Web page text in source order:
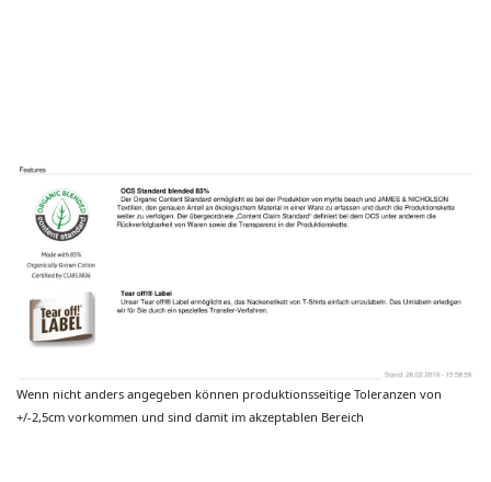
Wenn nicht anders angegeben können produktionsseitige Toleranzen von
+/-2,5cm vorkommen und sind damit im akzeptablen Bereich